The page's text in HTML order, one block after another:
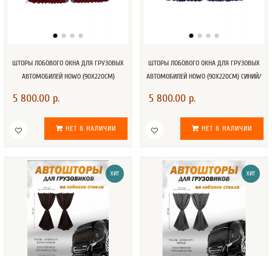
ШТОРЫ ЛОБОВОГО ОКНА ДЛЯ ГРУЗОВЫХ
АВТОМОБИЛЕЙ HOWO (90Х220СМ)
5 800.00 р.
НЕТ В НАЛИЧИИ
ШТОРЫ ЛОБОВОГО ОКНА ДЛЯ ГРУЗОВЫХ
АВТОМОБИЛЕЙ HOWO (90Х220СМ) СИНИЙ/
5 800.00 р.
НЕТ В НАЛИЧИИ
ХИТ ХИТ